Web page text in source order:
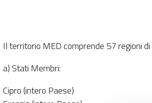
Il territorio MED comprende 57 regioni
a) Stati Membri:
Cipro (intero Paese)